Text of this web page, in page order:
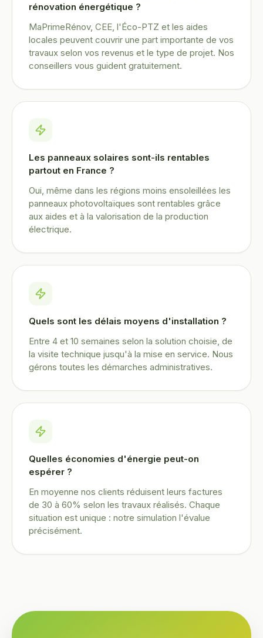
rénovation énergétique ?
MaPrimeRénov, CEE, l'Éco-PTZ et les aides
locales peuvent couvrir une part importante de vos
travaux selon vos revenus et le type de projet. Nos
conseillers vous guident gratuitement.
Les panneaux solaires sont-ils rentables
partout en France ?
Oui, même dans les régions moins ensoleillées les
panneaux photovoltaïques sont rentables grâce
aux aides et à la valorisation de la production
électrique.
Quels sont les délais moyens d'installation ?
Entre 4 et 10 semaines selon la solution choisie, de
la visite technique jusqu'à la mise en service. Nous
gérons toutes les démarches administratives.
Quelles économies d'énergie peut-on
espérer ?
En moyenne nos clients réduisent leurs factures
de 30 à 60% selon les travaux réalisés. Chaque
situation est unique : notre simulation l'évalue
précisément.